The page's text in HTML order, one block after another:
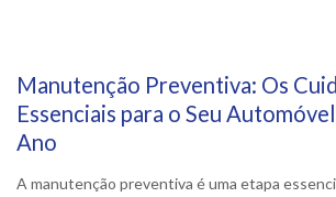
10 Janeiro, 2025
Manutenção Preventiva: Os
Essenciais para o Seu
Ano
A manutenção preventiva é uma etapa